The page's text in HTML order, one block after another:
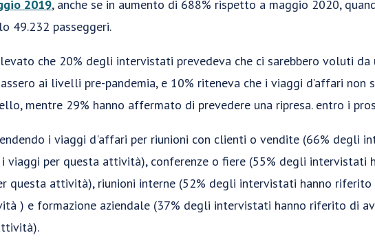
2019, anche se in aumento di 688% rispetto a maggio 2020,
49.232 passeggeri.
che 20% degli intervistati prevedeva che ci sarebbero voluti da
ai livelli pre-pandemia, e 10% riteneva che i viaggi d’affari non
mentre 29% hanno affermato di prevedere una ripresa. entro i
i viaggi d'affari per riunioni con clienti o vendite (66% degli
viaggi per questa attività), conferenze o fiere (55% degli intervistati
questa attività), riunioni interne (52% degli intervistati hanno riferito
) e formazione aziendale (37% degli intervistati hanno riferito di